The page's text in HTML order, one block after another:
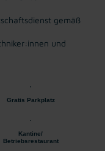
gemäß
und
Gratis Parkplatz
Kantine/
Betriebsrestaurant